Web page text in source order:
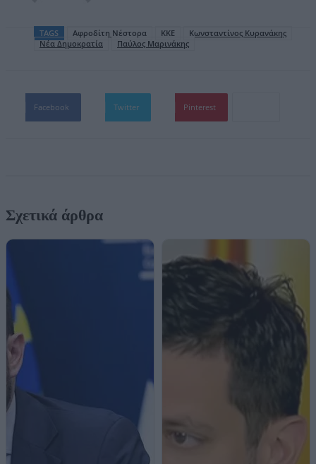
TAGS Αφροδίτη Νέστορα ΚΚΕ
Κωνσταντίνος Κυρανάκης
Νέα Δημοκρατία
Παύλος Μαρινάκης
Facebook Twitter Pinterest
Σχετικά άρθρα